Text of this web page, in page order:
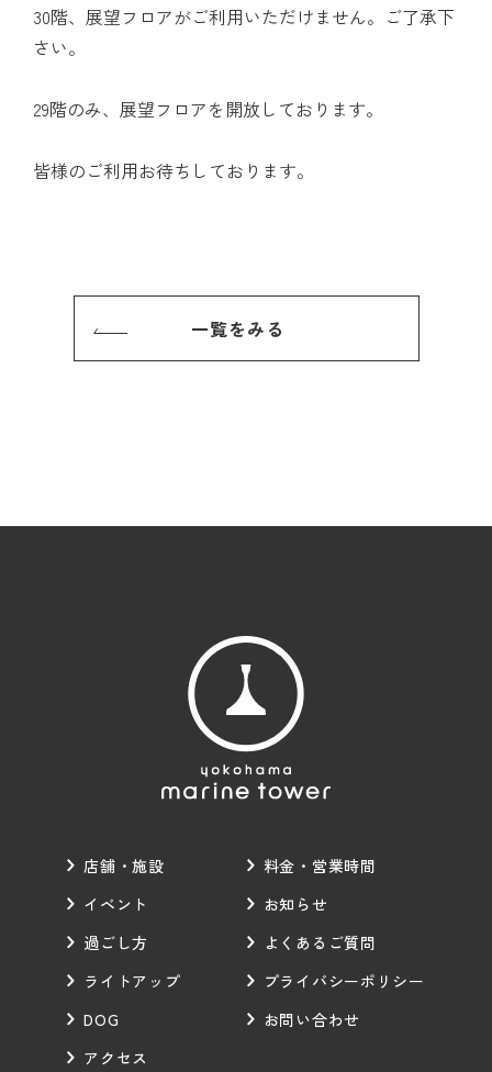
30階、展望フロアがご利用いただけません。ご了承下
さい。
29階のみ、展望フロアを開放しております。
皆様のご利用お待ちしております。
一覧をみる
店舗・施設
イベント
過ごし方
ライトアップ
DOG
アクセス
料金・営業時間
お知らせ
よくあるご質問
プライバシーポリシー
お問い合わせ